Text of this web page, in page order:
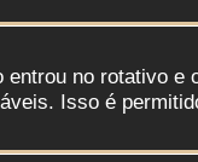
entrou no rotativo e
Isso é